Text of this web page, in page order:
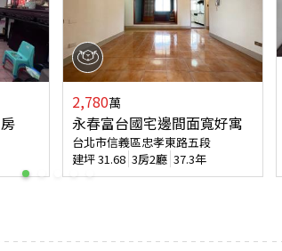
2,780萬
永春富台國宅邊間面寬好寓
台北市信義區忠孝東路五段
建坪31.68 3房2廳 37.3年